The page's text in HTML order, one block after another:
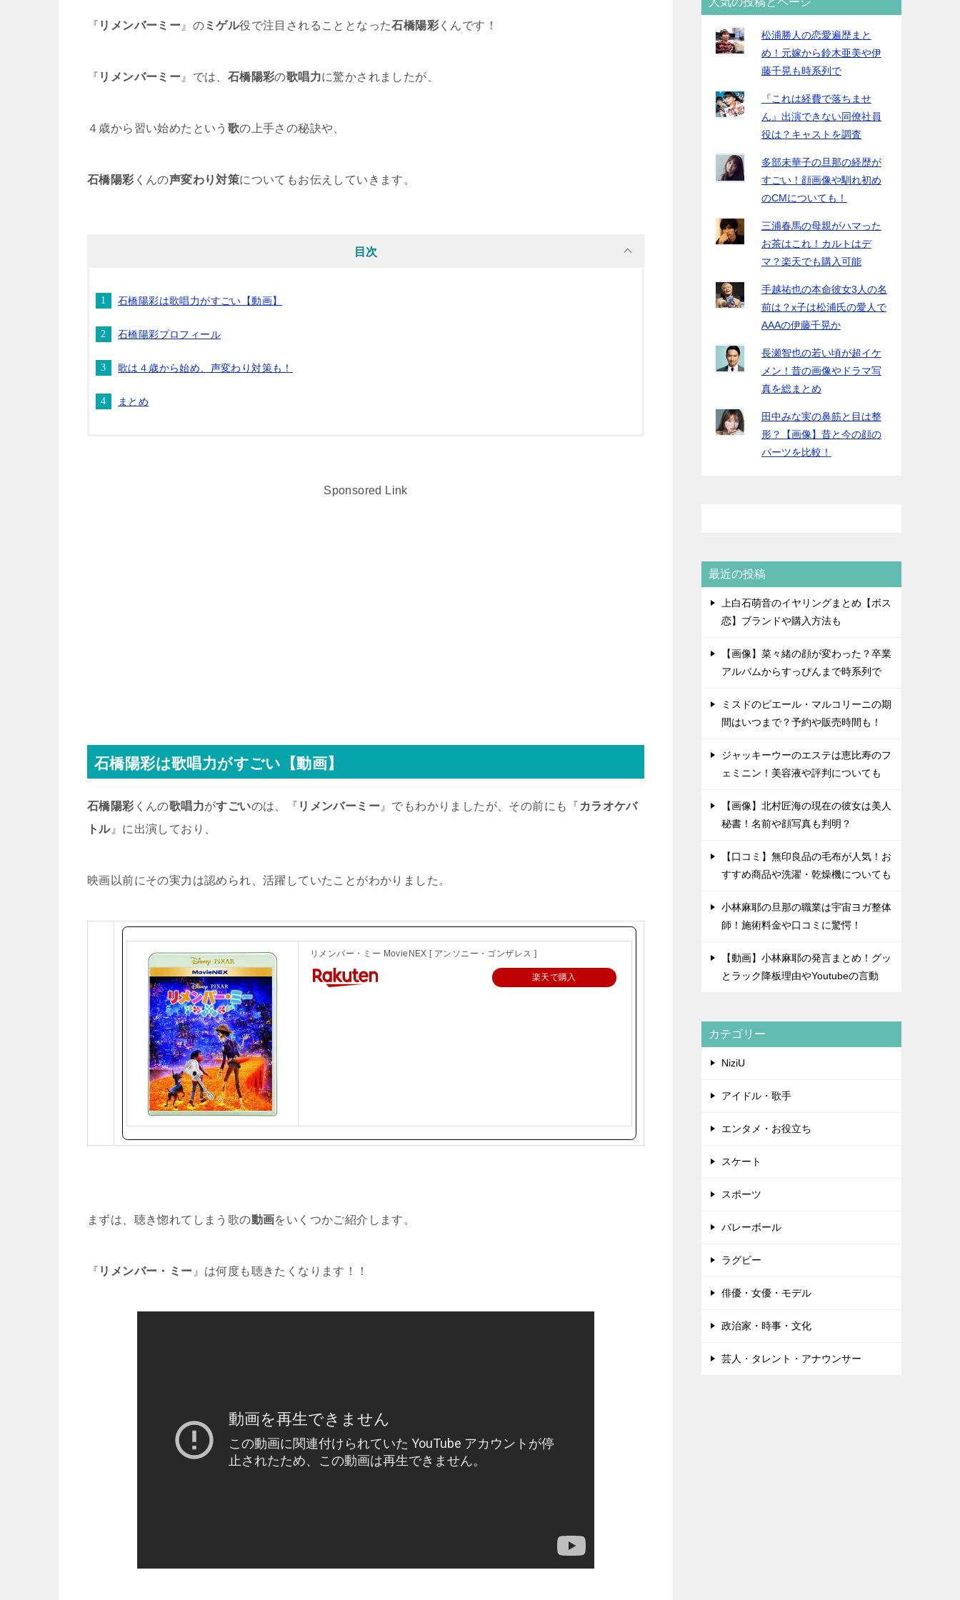
『 リメンバーミー 』のミゲル役で注目されることとなった石橋陽彩 くんです！
『 リメンバーミー 』では、 石橋陽彩の歌唱力に驚かされましたが、
４歳から習い始めたという 歌の上手さの秘訣や、
石橋陽彩 くんの声変わり対策についてもお伝えしていきます。
目次
石橋陽彩は歌唱力がすごい【動画】
石橋陽彩プロフィール
歌は４歳から始め、声変わり対策も！
まとめ
Sponsored Link
石橋陽彩は歌唱力がすごい【動画】
石橋陽彩 くんの歌唱力がすごいのは、『 リメンバーミー 』でもわかりましたが、その前にも『 カラオケバ
トル』に出演しており、
映画以前にその実力は認められ、活躍していたことがわかりました。
リメンバー・ミー MovieNEX [ アンソニー・ゴンザレス ]
楽天で購入
まずは、聴き惚れてしまう歌の動画をいくつかご紹介します。
『 リメンバー・ミー 』は何度も聴きたくなります！！
松浦勝人の恋愛遍歴まと
め！元嫁から鈴木亜美や伊
藤千晃も時系列で
『これは経費で落ちませ
ん』出演できない同僚社員
役は？キャストを調査
多部未華子の旦那の経歴が
すごい！顔画像や馴れ初め
のCMについても！
三浦春馬の母親がハマった
お茶はこれ！カルトはデ
マ？楽天でも購入可能
手越祐也の本命彼女3人の名
前は？x子は松浦氏の愛人で
AAAの伊藤千晃か
長瀬智也の若い頃が超イケ
メン！昔の画像やドラマ写
真を総まとめ
田中みな実の鼻筋と目は整
形？【画像】昔と今の顔の
パーツを比較！
最近の投稿
上白石萌音のイヤリングまとめ【ボス
恋】ブランドや購入方法も
【画像】菜々緒の顔が変わった？卒業
アルバムからすっぴんまで時系列で
ミスドのピエール・マルコリーニの期
間はいつまで？予約や販売時間も！
ジャッキーウーのエステは恵比寿のフ
ェミニン！美容液や評判についても
【画像】北村匠海の現在の彼女は美人
秘書！名前や顔写真も判明？
【口コミ】無印良品の毛布が人気！お
すすめ商品や洗濯・乾燥機についても
小林麻耶の旦那の職業は宇宙ヨガ整体
師！施術料金や口コミに驚愕！
【動画】小林麻耶の発言まとめ！グッ
とラック降板理由やYoutubeの言動
カテゴリー
NiziU
アイドル・歌手
エンタメ・お役立ち
スケート
スポーツ
バレーボール
ラグビー
俳優・女優・モデル
政治家・時事・文化
芸人・タレント・アナウンサー